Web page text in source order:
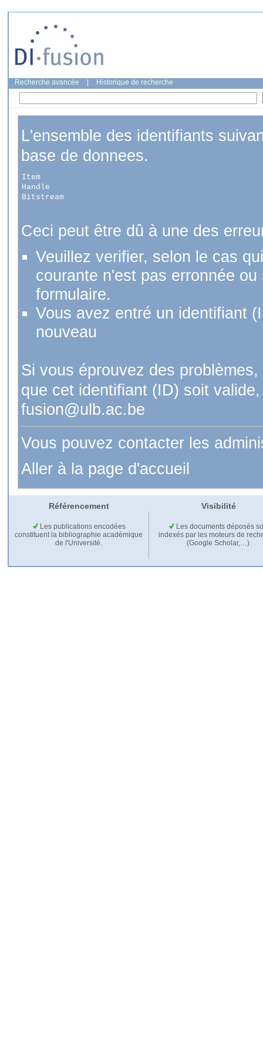
Recherche avancée Historique de recherche
L'ensemble des identifiants
base de donnees.
Item
Handle
Bitstream
Ceci peut être dû à une des
Veuillez verifier, selon le cas
courante n'est pas erronnée
formulaire.
Vous avez entré un identifiant
nouveau
Si vous éprouvez des
que cet identifiant (ID) soit
fusion@ulb.ac.be
Vous pouvez contacter les
Aller à la page d'accueil
Référencement Visibilité
Les publications encodées
constituent la bibliographie académique
de l'Université.
Les documents déposés
indexés par les moteurs de
(Google Scholar,…).